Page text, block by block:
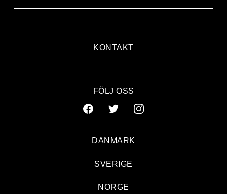
KONTAKT
FÖLJ OSS
DANMARK
SVERIGE
NORGE